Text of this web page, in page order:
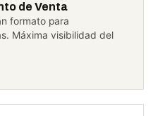
de Venta
formato para
Máxima visibilidad del